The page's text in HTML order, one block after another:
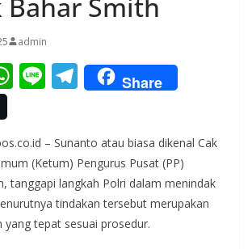
admin
W
s
A
p
p
Li T
el
gr
a
m
Share
– Sunanto atau biasa dikenal Cak
(Ketum) Pengurus Pusat (PP)
tanggapi langkah Polri dalam menindak
tindakan tersebut merupakan
yang tepat sesuai prosedur.